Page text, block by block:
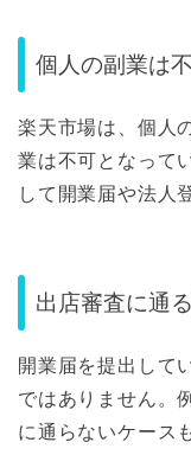
個人の副業は
楽天市場は、個人
業は不可となって
して開業届や法人
出店審査に通
開業届を提出して
ではありません。
に通らないケース